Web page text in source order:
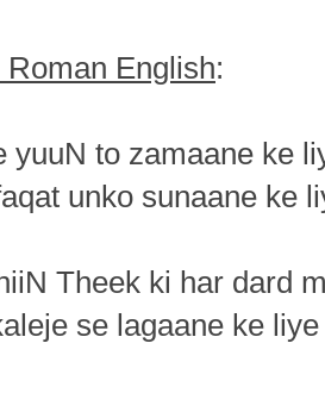
English:
yuuN to zamaane ke
unko sunaane ke
Theek ki har dard
se lagaane ke